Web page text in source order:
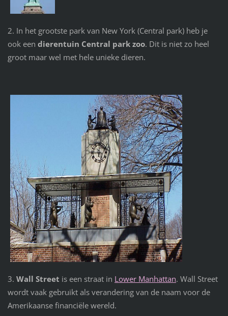
2. In het grootste park van New York (Central park) heb je
ook een dierentuin Central park zoo. Dit is niet zo heel
groot maar wel met hele unieke dieren.
3. Wall Street is een straat in Lower Manhattan. Wall Street
wordt vaak gebruikt als verandering van de naam voor de
Amerikaanse financiële wereld.